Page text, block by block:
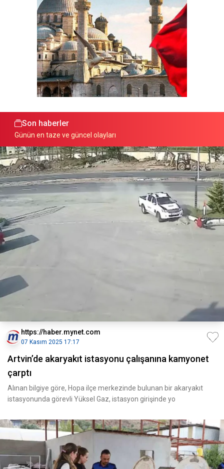
Son haberler
Günün en taze ve güncel olayları
https://haber.mynet.com
07 Kasım 2025 17:17
Artvin’de akaryakıt istasyonu çalışanına kamyonet
çarptı
Alınan bilgiye göre, Hopa ilçe merkezinde bulunan bir akaryakıt
istasyonunda görevli Yüksel Gaz, istasyon girişinde yo